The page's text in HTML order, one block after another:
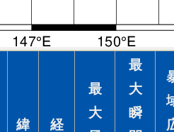
緯
経
最
大
最
大
瞬